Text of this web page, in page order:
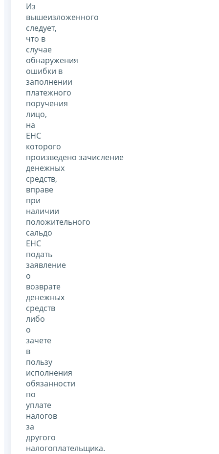
Из
вышеизложенного
следует,
что в
случае
обнаружения
ошибки в
заполнении
платежного
поручения
лицо,
на
ЕНС
которого
произведено зачисление
денежных
средств,
вправе
при
наличии
положительного
сальдо
ЕНС
подать
заявление
о
возврате
денежных
средств
либо
о
зачете
в
пользу
исполнения
обязанности
по
уплате
налогов
за
другого
налогоплательщика.